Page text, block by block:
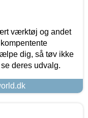
værktøj og andet
dig, så tøv ikke
deres udvalg.